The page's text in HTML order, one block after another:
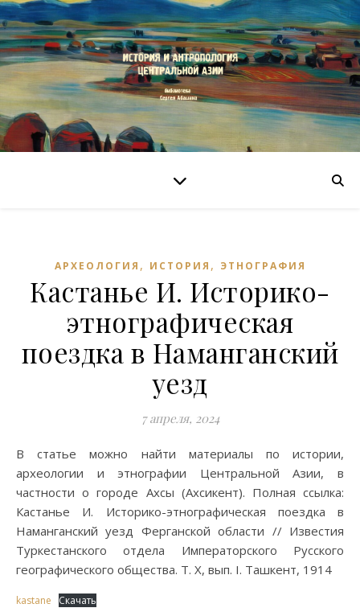
АРХЕОЛОГИЯ , ИСТОРИЯ , ЭТНОГРАФИЯ
Кастанье И. Историко-
этнографическая
поездка в Наманганский
уезд
7 апреля, 2024
В статье можно найти материалы по истории,
археологии и этнографии Центральной Азии, в
частности о городе Ахсы (Ахсикент). Полная ссылка:
Кастанье И. Историко-этнографическая поездка в
Наманганский уезд Ферганской области // Известия
Туркестанского отдела Императорского Русского
географического общества. Т. X, вып. I. Ташкент, 1914
kastane Скачать